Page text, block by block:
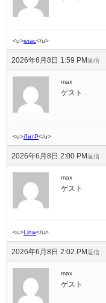
<u>клас</u>
2026年6月8日 1:59 PM 返信
max
ゲスト
<u>ЛитР</u>
2026年6月8日 2:00 PM 返信
max
ゲスト
<u> Linw</u>
2026年6月8日 2:02 PM 返信
max
ゲスト